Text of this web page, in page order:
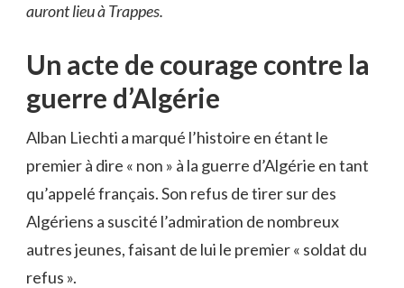
auront lieu à Trappes.
Un acte de courage contre la
guerre d’Algérie
Alban Liechti a marqué l’histoire en étant le
premier à dire « non » à la guerre d’Algérie en tant
qu’appelé français. Son refus de tirer sur des
Algériens a suscité l’admiration de nombreux
autres jeunes, faisant de lui le premier « soldat du
refus ».